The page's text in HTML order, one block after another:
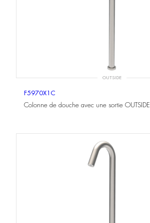
OUTSIDE
F5970X1C
Colonne de douche avec une sortie OUTSIDE